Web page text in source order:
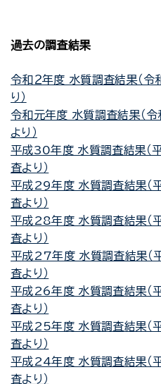
過去の調査結果
令和２年度 水質調査結果（
り）
令和元年度 水質調査結果（
より）
平成30年度 水質調査結果（
査より）
平成29年度 水質調査結果（
査より）
平成28年度 水質調査結果（
査より）
平成27年度 水質調査結果（
査より）
平成26年度 水質調査結果（
査より）
平成25年度 水質調査結果（
査より）
平成24年度 水質調査結果（
査より）